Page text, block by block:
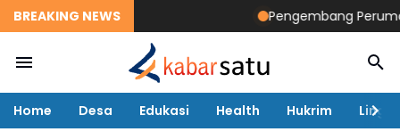
BREAKING NEWS Pengembang
Home Desa Edukasi Health Hukrim